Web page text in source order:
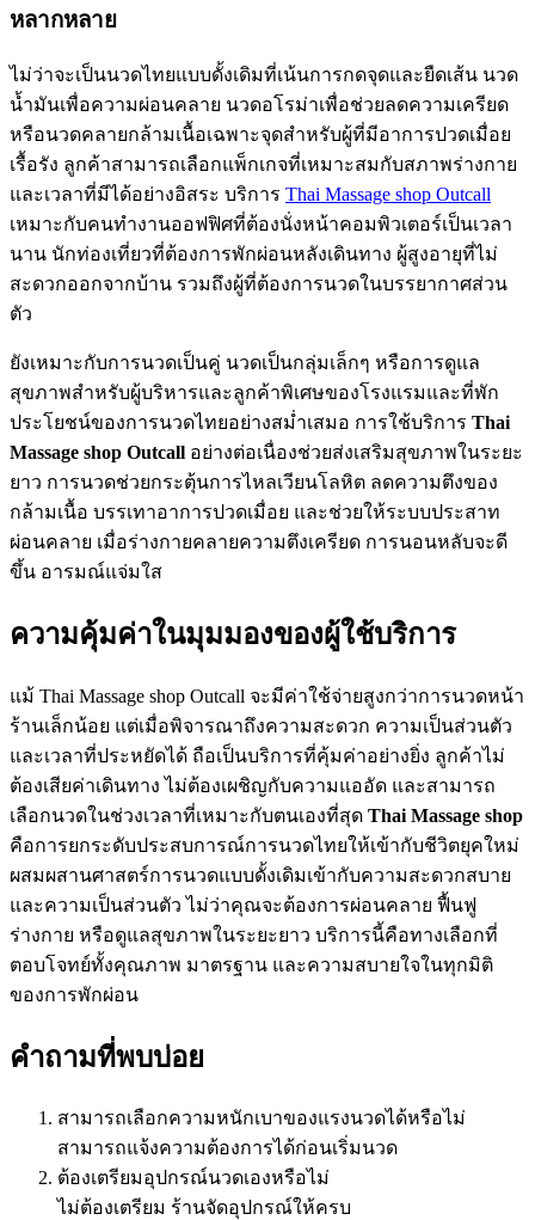
หลากหลาย
ไม่ว่าจะเป็นนวดไทยแบบดั้งเดิมที่เน้นการกดจุดและยืดเส้น นวด
น้ำมันเพื่อความผ่อนคลาย นวดอโรม่าเพื่อช่วยลดความเครียด
หรือนวดคลายกล้ามเนื้อเฉพาะจุดสำหรับผู้ที่มีอาการปวดเมื่อย
เรื้อรัง ลูกค้าสามารถเลือกแพ็กเกจที่เหมาะสมกับสภาพร่างกาย
และเวลาที่มีได้อย่างอิสระ บริการ Thai Massage shop Outcall
เหมาะกับคนทำงานออฟฟิศที่ต้องนั่งหน้าคอมพิวเตอร์เป็นเวลา
นาน นักท่องเที่ยวที่ต้องการพักผ่อนหลังเดินทาง ผู้สูงอายุที่ไม่
สะดวกออกจากบ้าน รวมถึงผู้ที่ต้องการนวดในบรรยากาศส่วน
ตัว
ยังเหมาะกับการนวดเป็นคู่ นวดเป็นกลุ่มเล็กๆ หรือการดูแล
สุขภาพสำหรับผู้บริหารและลูกค้าพิเศษของโรงแรมและที่พัก
ประโยชน์ของการนวดไทยอย่างสม่ำเสมอ การใช้บริการ Thai
Massage shop Outcall อย่างต่อเนื่องช่วยส่งเสริมสุขภาพในระยะ
ยาว การนวดช่วยกระตุ้นการไหลเวียนโลหิต ลดความตึงของ
กล้ามเนื้อ บรรเทาอาการปวดเมื่อย และช่วยให้ระบบประสาท
ผ่อนคลาย เมื่อร่างกายคลายความตึงเครียด การนอนหลับจะดี
ขึ้น อารมณ์แจ่มใส
ความคุ้มค่าในมุมมองของผู้ใช้บริการ
แม้ Thai Massage shop Outcall จะมีค่าใช้จ่ายสูงกว่าการนวดหน้า
ร้านเล็กน้อย แต่เมื่อพิจารณาถึงความสะดวก ความเป็นส่วนตัว
และเวลาที่ประหยัดได้ ถือเป็นบริการที่คุ้มค่าอย่างยิ่ง ลูกค้าไม่
ต้องเสียค่าเดินทาง ไม่ต้องเผชิญกับความแออัด และสามารถ
เลือกนวดในช่วงเวลาที่เหมาะกับตนเองที่สุด Thai Massage shop
คือการยกระดับประสบการณ์การนวดไทยให้เข้ากับชีวิตยุคใหม่
ผสมผสานศาสตร์การนวดแบบดั้งเดิมเข้ากับความสะดวกสบาย
และความเป็นส่วนตัว ไม่ว่าคุณจะต้องการผ่อนคลาย ฟื้นฟู
ร่างกาย หรือดูแลสุขภาพในระยะยาว บริการนี้คือทางเลือกที่
ตอบโจทย์ทั้งคุณภาพ มาตรฐาน และความสบายใจในทุกมิติ
ของการพักผ่อน
คำถามที่พบบ่อย
สามารถเลือกความหนักเบาของแรงนวดได้หรือไม่
สามารถแจ้งความต้องการได้ก่อนเริ่มนวด
ต้องเตรียมอุปกรณ์นวดเองหรือไม่
ไม่ต้องเตรียม ร้านจัดอุปกรณ์ให้ครบ